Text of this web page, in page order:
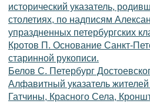
исторический указатель,
столетиях, по надписям
упраздненных петербургских
Кротов П. Основание Санкт-
старинной рукописи.
Белов С. Петербург
Алфавитный указатель
Гатчины, Красного Села,